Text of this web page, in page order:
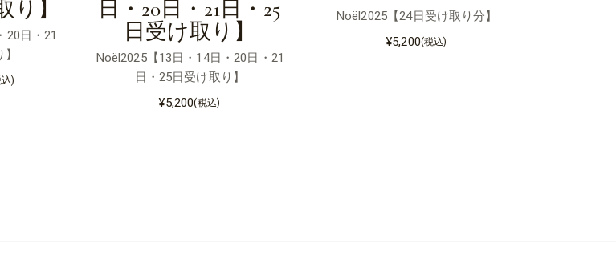
り】
20日・21
)
日・20日・21日・25
日受け取り】
Noël2025【13日・14日・20日・21
日・25日受け取り】
¥5,200(税込)
Noël2025【24日受け取り分】
¥5,200(税込)